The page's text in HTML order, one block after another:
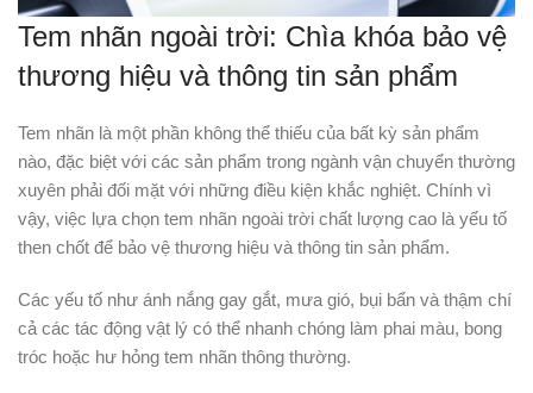
Tem nhãn ngoài trời: Chìa khóa bảo vệ
thương hiệu và thông tin sản phẩm
Tem nhãn là một phần không thể thiếu của bất kỳ sản phẩm
nào, đặc biệt với các sản phẩm trong ngành vận chuyển thường
xuyên phải đối mặt với những điều kiện khắc nghiệt. Chính vì
vậy, việc lựa chọn tem nhãn ngoài trời chất lượng cao là yếu tố
then chốt để bảo vệ thương hiệu và thông tin sản phẩm.
Các yếu tố như ánh nắng gay gắt, mưa gió, bụi bẩn và thậm chí
cả các tác động vật lý có thể nhanh chóng làm phai màu, bong
tróc hoặc hư hỏng tem nhãn thông thường.